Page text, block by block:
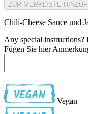
ZUR MERKLISTE
Chili-Cheese Sauce und
Any special instructions?
Fügen Sie hier
Vegan